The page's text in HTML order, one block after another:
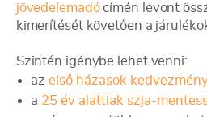
jövedelemadócímén levont
kimerítését követően a
Szintén igénybe lehet venni:
az első házasok
a 25 év alattiak szja-